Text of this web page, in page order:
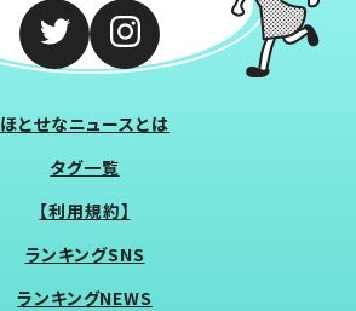
ほとせなニュースとは
タグ一覧
【利用規約】
ランキングSNS
ランキングNEWS